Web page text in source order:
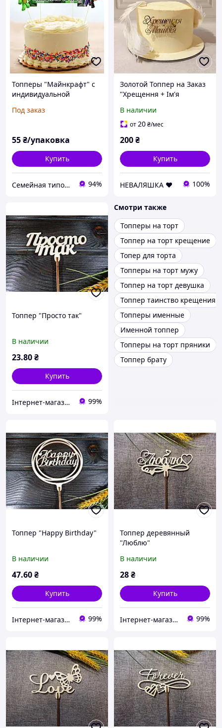
Топперы "Майнкрафт" с
индивидуальной
ребенка) в торт с
Под заказ
55₴/упаковка
Купить
Семейная типография «Мир Праздника» | Полиграфия, печать и индивидуальный дизайн 94%
Золотой Топпер на Заказ
"Хрещення + Ім'я
Зеркального Именной
Топер в Торт Букет Золото
В наличии
от20₴/мес
200₴
Купить
НЕВАЛЯШКА ♥️ 100%
Топпер "Просто так"
В наличии
23.80₴
Купить
Інтернет-магазин "Cherry-Decor" 99%
Смотри также
Топперы на торт
Топпер на торт крещение
Топер для торта
Топперы на торт мужу
Топпер на торт девушка
Топпер таинство крещения
Топперы именные
Именной топпер
Топперы на торт пряники
Топпер брату
Топпер "Happy Birthday"
В наличии
47.60₴
Купить
Інтернет-магазин "Cherry-Decor" 99%
Топпер деревянный
"Люблю"
В наличии
28₴
Купить
Інтернет-магазин "Cherry-Decor" 99%